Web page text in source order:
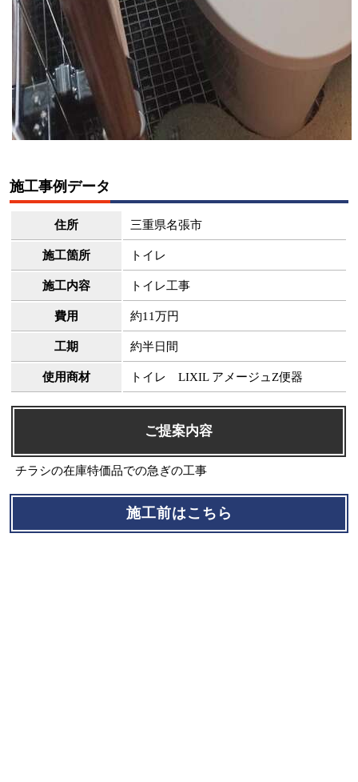
施工事例データ
住所 三重県名張市
施工箇所 トイレ
施工内容 トイレ工事
費用 約11万円
工期 約半日間
使用商材 トイレ LIXIL アメージュZ便器
ご提案内容
チラシの在庫特価品での急ぎの工事
施工前はこちら